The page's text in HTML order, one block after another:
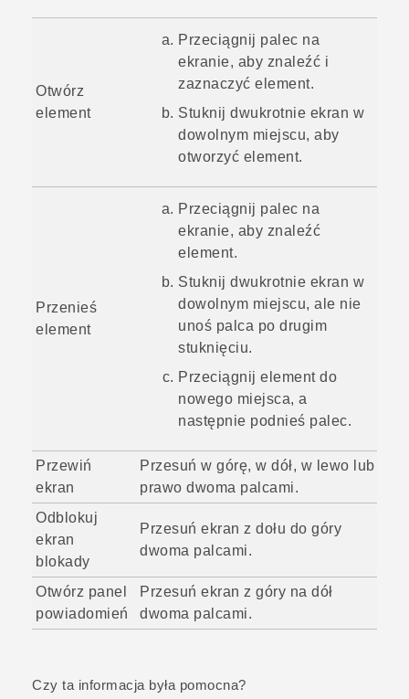
Otwórz
element
Przeciągnij palec na
ekranie, aby znaleźć i
zaznaczyć element.
Stuknij dwukrotnie ekran w
dowolnym miejscu, aby
otworzyć element.
Przenieś
element
Przeciągnij palec na
ekranie, aby znaleźć
element.
Stuknij dwukrotnie ekran w
dowolnym miejscu, ale nie
unoś palca po drugim
stuknięciu.
Przeciągnij element do
nowego miejsca, a
następnie podnieś palec.
Przewiń
ekran
Przesuń w górę, w dół, w lewo lub
prawo dwoma palcami.
Odblokuj
ekran
blokady
Przesuń ekran z dołu do góry
dwoma palcami.
Otwórz panel
powiadomień
Przesuń ekran z góry na dół
dwoma palcami.
Czy ta informacja była pomocna?